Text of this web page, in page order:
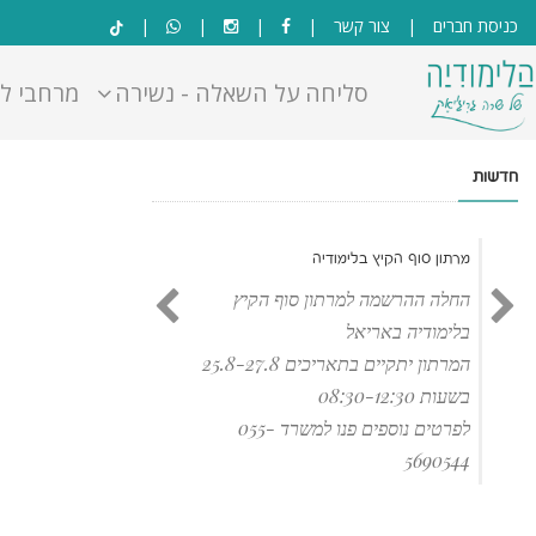
זֶה
מֻפְעֶלֶת
מַעֲרֶכֶת
"המרכז
לְהַנְגָּשָׁת
אָתָרִים".
הָאֲתָר.
לִפְתִיחַת
כניסת חברים | צור קשר |
|
|
|
סליחה על השאלה - נשירה מרחבי
חדשות
מרתון סוף הקיץ בלימודיה
החלה ההרשמה למרתון סוף הקיץ
בלימודיה באריאל
המרתון יתקיים בתאריכים 25.8-27.8
בשעות 08:30-12:30
לפרטים נוספים פנו למשרד 055-
5690544